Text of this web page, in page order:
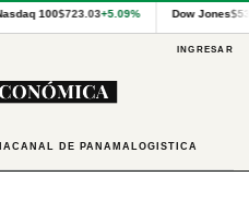
100$723.03+5.09% Dow Jones
INGRESAR
CANAL DE PANAMÁ LOGÍSTICA